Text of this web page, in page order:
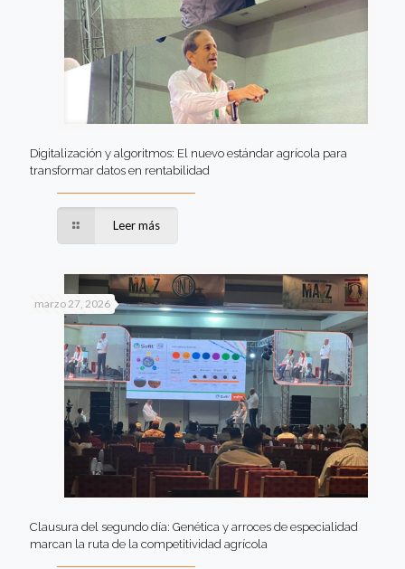
Digitalización y algoritmos: El nuevo estándar agrícola para
transformar datos en rentabilidad
Leer más
marzo 27, 2026
Clausura del segundo día: Genética y arroces de especialidad
marcan la ruta de la competitividad agrícola